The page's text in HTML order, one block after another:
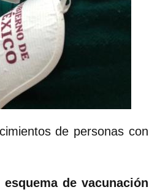
de personas con
esquema de vacunación